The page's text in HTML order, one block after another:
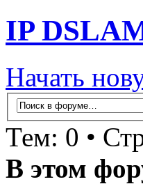
IP
Начать
Тем: 0 •
В этом